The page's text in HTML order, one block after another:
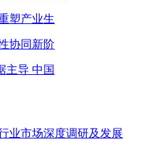
塑产业生
协同新阶
主导 中国
业市场深度调研及发展